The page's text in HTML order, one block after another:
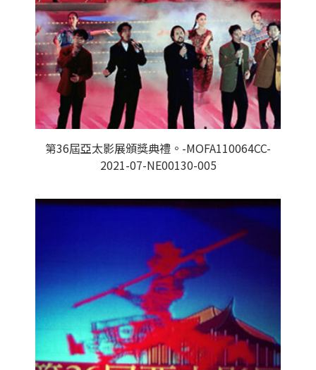
第36屆亞太影展頒獎典禮。-MOFA110064CC-
2021-07-NE00130-005